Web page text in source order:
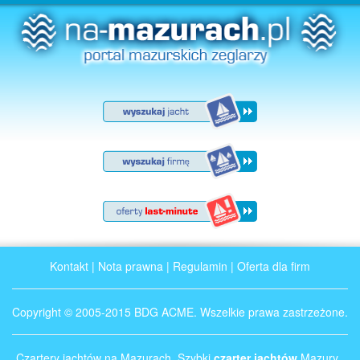
Kontakt | Nota prawna | Regulamin | Oferta dla firm
Copyright © 2005-2015 BDG ACME. Wszelkie prawa zastrzeżone.